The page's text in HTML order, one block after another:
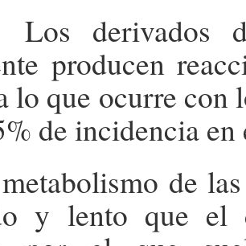
derivados
producen
lo que ocurre con
de incidencia
de las
y lento que el